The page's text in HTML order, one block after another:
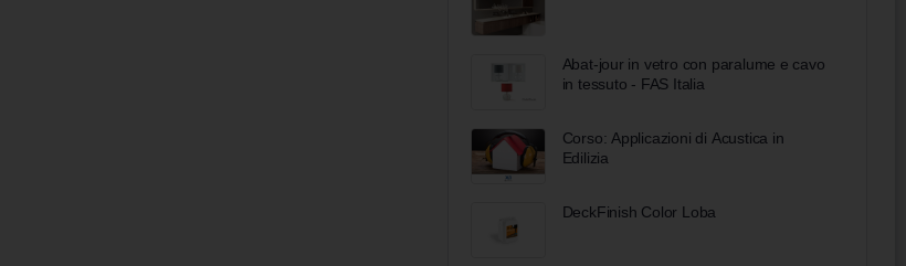
Abat-jour in vetro con paralume e cavo
in tessuto - FAS Italia
Corso: Applicazioni di Acustica in
Edilizia
DeckFinish Color Loba